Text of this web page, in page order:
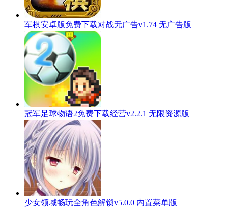
军棋安卓版免费下载对战无广告v1.74 无广告版
冠军足球物语2免费下载经营v2.2.1 无限资源版
少女领域畅玩全角色解锁v5.0.0 内置菜单版